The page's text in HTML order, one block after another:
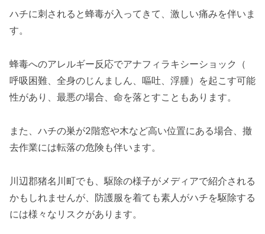
ハチに刺されると蜂毒が入ってきて、激しい痛みを伴いま
す。
蜂毒へのアレルギー反応でアナフィラキシーショック（
呼吸困難、全身のじんましん、嘔吐、浮腫）を起こす可能
性があり、最悪の場合、命を落とすこともあります。
また、ハチの巣が2階窓や木など高い位置にある場合、撤
去作業には転落の危険も伴います。
川辺郡猪名川町でも、駆除の様子がメディアで紹介される
かもしれませんが、防護服を着ても素人がハチを駆除する
には様々なリスクがあります。